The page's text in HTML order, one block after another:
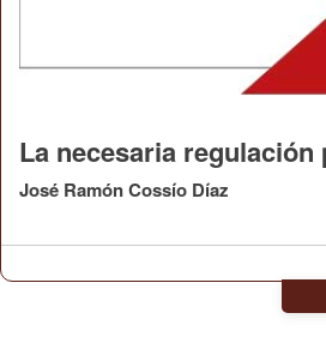
La necesaria regulación
José Ramón Cossío Díaz